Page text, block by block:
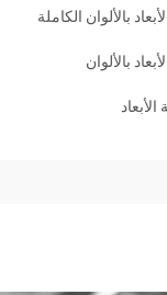
بالألوان الكاملة
بالألوان